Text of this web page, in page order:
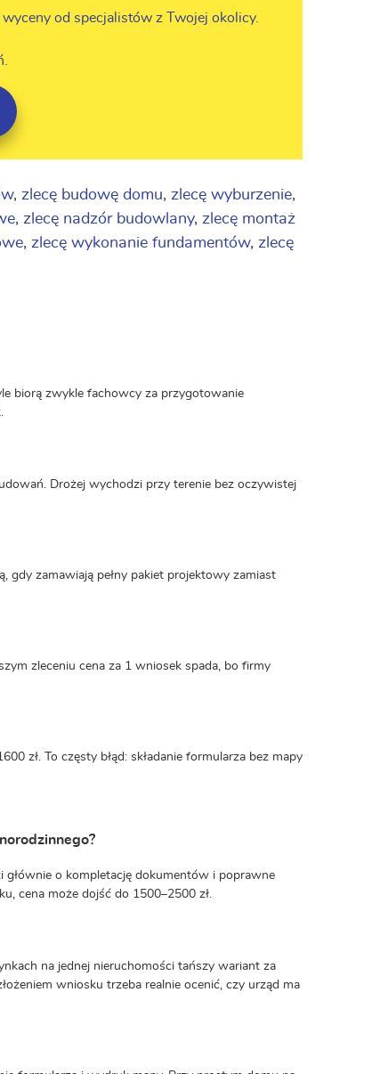
od specjalistów z Twojej okolicy.
, zlecę budowę domu, zlecę wyburzenie,
, zlecę nadzór budowlany, zlecę montaż
, zlecę wykonanie fundamentów, zlecę
biorą zwykle fachowcy za przygotowanie
Drożej wychodzi przy terenie bez oczywistej
gdy zamawiają pełny pakiet projektowy zamiast
zleceniu cena za 1 wniosek spada, bo firmy
zł. To częsty błąd: składanie formularza bez mapy
głównie o kompletację dokumentów i poprawne
cena może dojść do 1500–2500 zł.
na jednej nieruchomości tańszy wariant za
wniosku trzeba realnie ocenić, czy urząd ma